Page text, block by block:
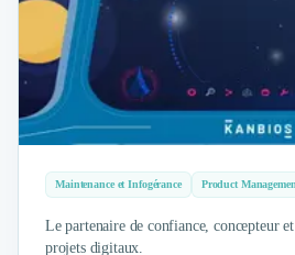
Maintenance et Infogérance Product
Le partenaire de confiance, concepteur
projets digitaux.